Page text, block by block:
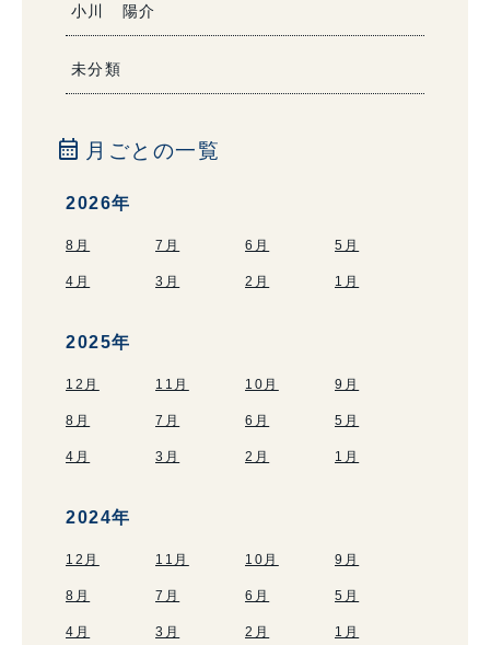
小川 陽介
未分類
calendar_month 月ごとの一覧
2026年
8月 7月 6月 5月
4月 3月 2月 1月
2025年
12月 11月 10月 9月
8月 7月 6月 5月
4月 3月 2月 1月
2024年
12月 11月 10月 9月
8月 7月 6月 5月
4月 3月 2月 1月